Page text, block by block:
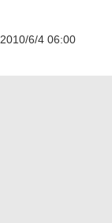
2010/6/4 06:00